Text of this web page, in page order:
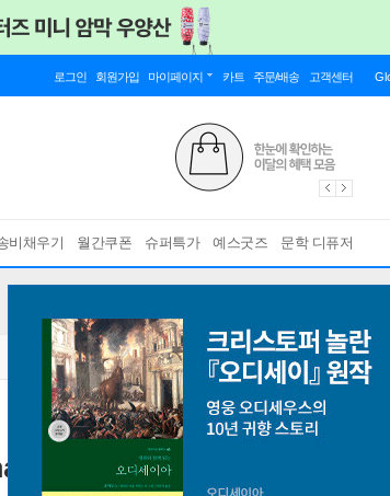
로그인 회원가입 마이페이지 카트 주문/배송 고객센터
비채우기 월간쿠폰 슈퍼특가 예스굿즈 문학 디퓨저
칼집포함